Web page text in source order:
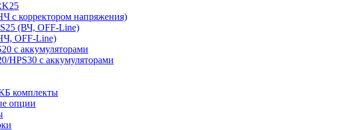
с корректором напряжения)
(ВЧ, OFF-Line)
OFF-Line)
с аккумуляторами
HPS30 с аккумуляторами
комплекты
опции